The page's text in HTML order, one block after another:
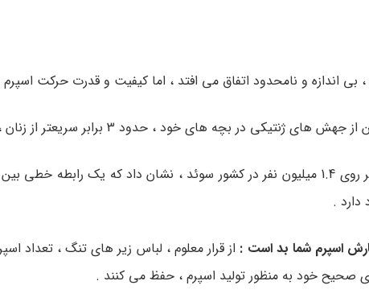
، بی اندازه و نامحدود اتفاق می افتد ، اما کیفیت و قدرت حرکت
های خود ، حدود 3 برابر سریعتر از زنان ، گذر می کنند .( طبق یک مطالعه ایسلندی )
یک مطالعه در سال 2017 بر روی 1.4 میلیون نفر در کشور سوئد ، نشان داد
دارد .
از قرار معلوم ، لباس زیر های تنگ ، تعداد
صحیح خود به منظور تولید اسپرم ، حفظ می کنند .